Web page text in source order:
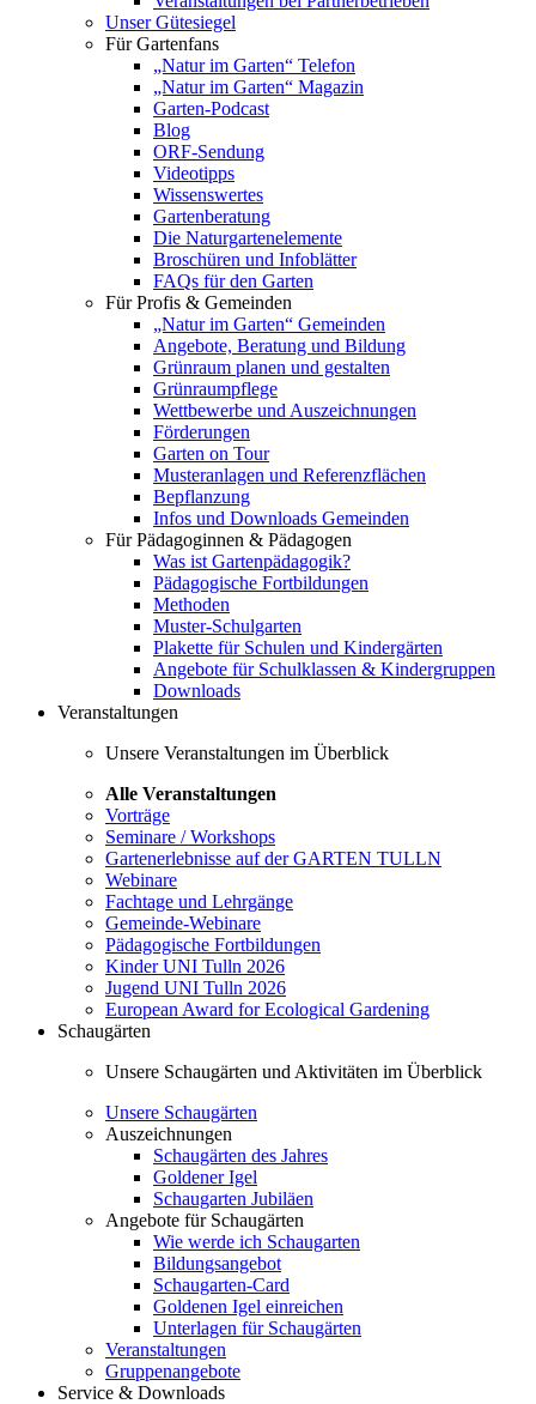
Unser Gütesiegel
Für Gartenfans
„Natur im Garten“ Telefon
„Natur im Garten“ Magazin
Garten-Podcast
Blog
ORF-Sendung
Videotipps
Wissenswertes
Gartenberatung
Die Naturgartenelemente
Broschüren und Infoblätter
FAQs für den Garten
Für Profis & Gemeinden
„Natur im Garten“ Gemeinden
Angebote, Beratung und Bildung
Grünraum planen und gestalten
Grünraumpflege
Wettbewerbe und Auszeichnungen
Förderungen
Garten on Tour
Musteranlagen und Referenzflächen
Bepflanzung
Infos und Downloads Gemeinden
Für Pädagoginnen & Pädagogen
Was ist Gartenpädagogik?
Pädagogische Fortbildungen
Methoden
Muster-Schulgarten
Plakette für Schulen und Kindergärten
Angebote für Schulklassen & Kindergruppen
Downloads
Veranstaltungen
Unsere Veranstaltungen im Überblick
Alle Veranstaltungen
Vorträge
Seminare / Workshops
Gartenerlebnisse auf der GARTEN TULLN
Webinare
Fachtage und Lehrgänge
Gemeinde-Webinare
Pädagogische Fortbildungen
Kinder UNI Tulln 2026
Jugend UNI Tulln 2026
European Award for Ecological Gardening
Schaugärten
Unsere Schaugärten und Aktivitäten im Überblick
Unsere Schaugärten
Auszeichnungen
Schaugärten des Jahres
Goldener Igel
Schaugarten Jubiläen
Angebote für Schaugärten
Wie werde ich Schaugarten
Bildungsangebot
Schaugarten-Card
Goldenen Igel einreichen
Unterlagen für Schaugärten
Veranstaltungen
Gruppenangebote
Service & Downloads